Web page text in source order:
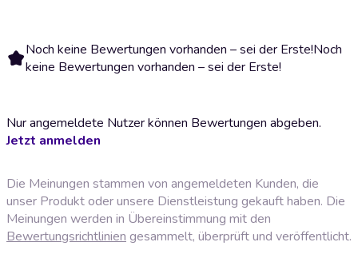
Noch keine Bewertungen vorhanden – sei der Erste!Noch
keine Bewertungen vorhanden – sei der Erste!
Nur angemeldete Nutzer können Bewertungen abgeben.
Jetzt anmelden
Die Meinungen stammen von angemeldeten Kunden, die
unser Produkt oder unsere Dienstleistung gekauft haben. Die
Meinungen werden in Übereinstimmung mit den
Bewertungsrichtlinien gesammelt, überprüft und veröffentlicht.